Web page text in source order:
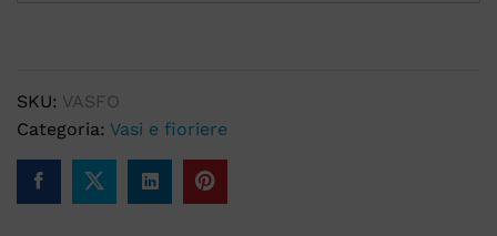
SKU: VASFO
Categoria: Vasi e fioriere